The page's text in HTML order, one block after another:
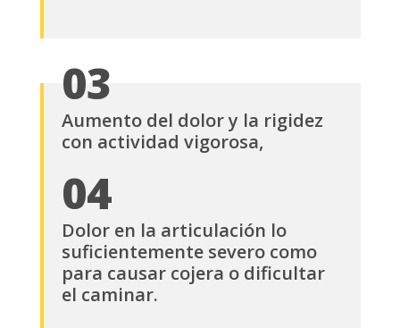
03
Aumento del dolor y la rigidez
con actividad vigorosa,
04
Dolor en la articulación lo
suficientemente severo como
para causar cojera o dificultar
el caminar.